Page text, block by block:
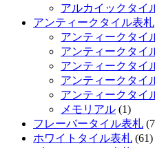
アルカイックタイ
アンティークタイル表札
アンティークタイ
アンティークタイ
アンティークタイ
アンティークタイ
アンティークタイ
メモリアル (1)
フレーバータイル表札
ホワイトタイル表札 (61)